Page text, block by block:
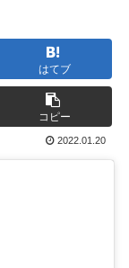
はてブ
コピー
2022.01.20